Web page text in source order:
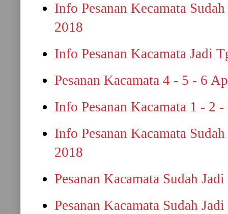
Info Pesanan Kecamata
2018
Info Pesanan Kacamata Jadi
Pesanan Kacamata 4 - 5 - 6
Info Pesanan Kacamata 1 - 2
Info Pesanan Kacamata
2018
Pesanan Kacamata Sudah
Pesanan Kacamata Sudah